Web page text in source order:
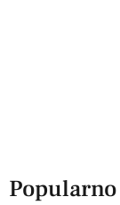
Popularno